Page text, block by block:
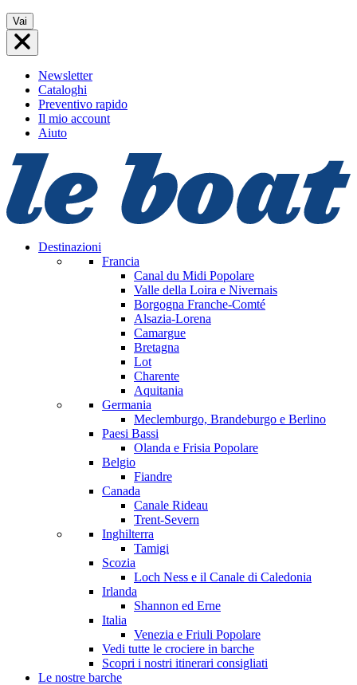
Vai
al
contenuto
Vai
Newsletter
Cataloghi
Preventivo rapido
Il mio account
Aiuto
Destinazioni
Francia
Canal du Midi Popolare
Valle della Loira e Nivernais
Borgogna Franche-Comté
Alsazia-Lorena
Camargue
Bretagna
Lot
Charente
Aquitania
Germania
Meclemburgo, Brandeburgo e Berlino
Paesi Bassi
Olanda e Frisia Popolare
Belgio
Fiandre
Canada
Canale Rideau
Trent-Severn
Inghilterra
Tamigi
Scozia
Loch Ness e il Canale di Caledonia
Irlanda
Shannon ed Erne
Italia
Venezia e Friuli Popolare
Vedi tutte le crociere in barche
Scopri i nostri itinerari consigliati
Le nostre barche